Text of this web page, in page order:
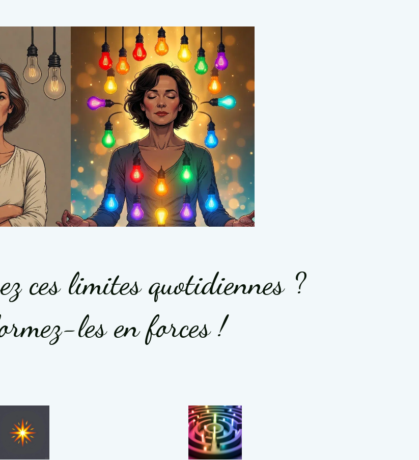
ces limites quotidiennes ?
les en forces !